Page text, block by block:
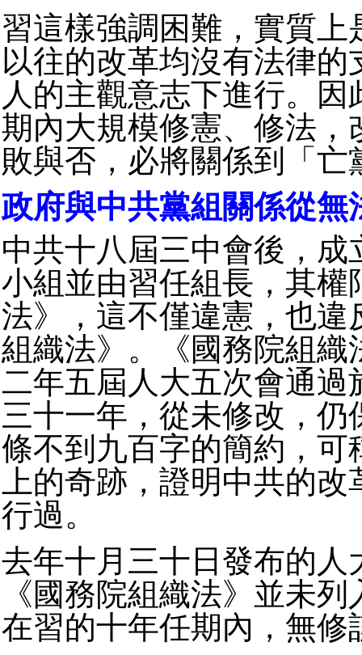
習這樣強調困難，實質上
以往的改革均沒有法律的
人的主觀意志下進行。因
期內大規模修憲、修法，
敗與否，必將關係到「亡
政府與中共黨組關係從無
中共十八屆三中會後，成
小組並由習任組長，其權
法》，這不僅違憲，也違
組織法》。《國務院組織
二年五屆人大五次會通過
三十一年，從未修改，仍
條不到九百字的簡約，可
上的奇跡，證明中共的
行過。
去年十月三十日發布的人
《國務院組織法》並未
在習的十年任期內，無修